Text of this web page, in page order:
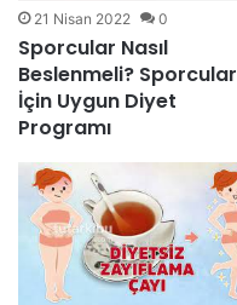
21 Nisan 2022 0
Sporcular Nasıl
Beslenmeli? Sporcular
İçin Uygun Diyet
Programı